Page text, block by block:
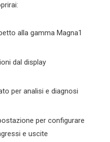
alla gamma Magna1
dal display
per analisi e diagnosi
per configurare
e uscite